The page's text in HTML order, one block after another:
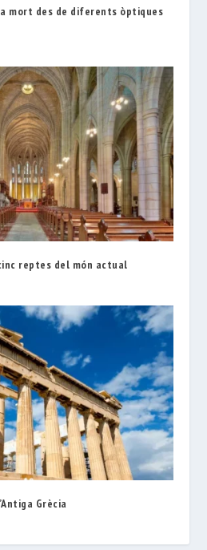
mort des de diferents òptiques
reptes del món actual
Grècia